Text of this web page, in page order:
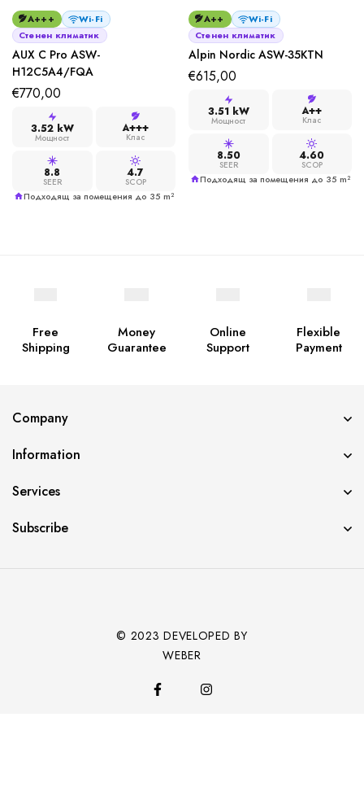
A+++
Wi-Fi
Стенен климатик
AUX C Pro ASW-
H12C5A4/FQA
€770,00
3.52 kW
Мощност
A+++
Клас
8.8
SEER
4.7
SCOP
Подходящ за помещения до 35 m²
A++
Wi-Fi
Стенен климатик
Alpin Nordic ASW-35KTN
€615,00
3.51 kW
Мощност
A++
Клас
8.50
SEER
4.60
SCOP
Подходящ за помещения до 35 m²
Free
Shipping
Money
Guarantee
Online
Support
Flexible
Payment
Company
Information
Services
Subscribe
© 2023 DEVELOPED BY
WEBER